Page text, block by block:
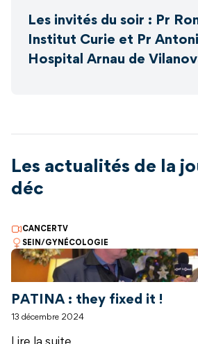
Les invités du soir : Pr
Institut Curie et Pr
Hospital Arnau de
Les actualités de la
déc
CANCERTV
SEIN/GYNÉCOLOGIE
PATINA : they fixed it !
13 décembre 2024